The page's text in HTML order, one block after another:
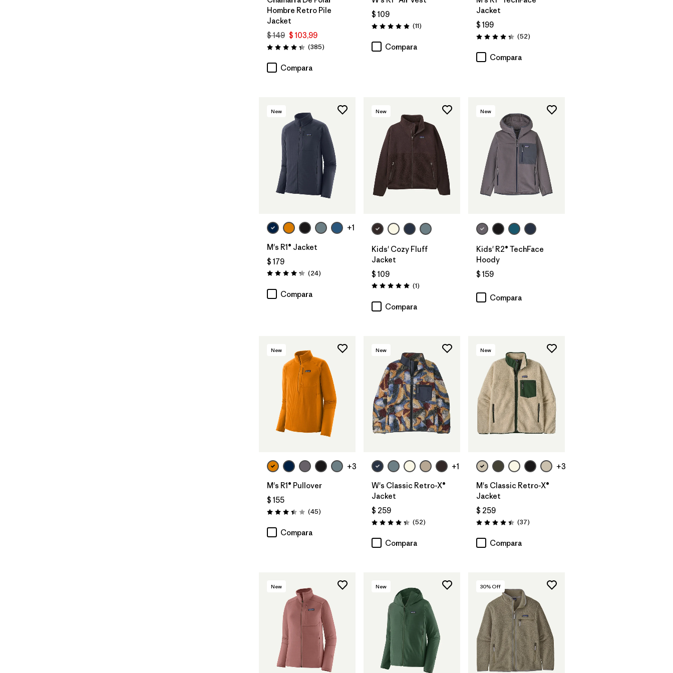
Hombre Retro Pile
Jacket
$ 149 $ 103,99
Valoración: 4.3 / 5
(385Comentarios
)
Compara
$ 109
Valoración: 4.9 / 5
(11Comentarios
)
Compara
Jacket
$ 199
Valoración: 4.3 / 5
(52Comentarios
)
Compara
New
+1
M's R1® Jacket
$ 179
Valoración: 4.3 / 5
(24Comentarios
)
Compara
New
Kids' Cozy Fluff
Jacket
$ 109
Valoración: 5.0 / 5
(1Comentarios
)
Compara
New
Kids' R2® TechFace
Hoody
$ 159
Compara
New
+3
M's R1® Pullover
$ 155
Valoración: 3.4 / 5
(45Comentarios
)
Compara
New
+1
W's Classic Retro-X®
Jacket
$ 259
Valoración: 4.3 / 5
(52Comentarios
)
Compara
New
+3
M's Classic Retro-X®
Jacket
$ 259
Valoración: 4.4 / 5
(37Comentarios
)
Compara
New New 30% Off